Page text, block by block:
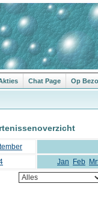
Chat Page Op
Jan Feb